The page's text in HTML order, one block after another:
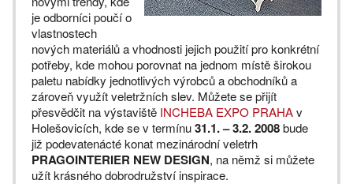
je odborníci poučí o
vlastnostech
nových materiálů a vhodnosti jejich použití pro konkrétní
potřeby, kde mohou porovnat na jednom místě širokou
paletu nabídky jednotlivých výrobců a obchodníků a
zároveň využít veletržních slev. Můžete se přijít
přesvědčit na výstaviště INCHEBA EXPO PRAHAv
Holešovicích, kde se v termínu31.1. – 3.2. 2008bude
již podevatenácté konat mezinárodní veletrh
PRAGOINTERIER NEW DESIGN, na němž si můžete
užít krásného dobrodružství inspirace.